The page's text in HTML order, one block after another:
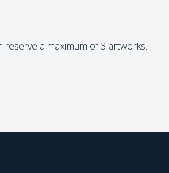
reserve a maximum of 3 artworks.